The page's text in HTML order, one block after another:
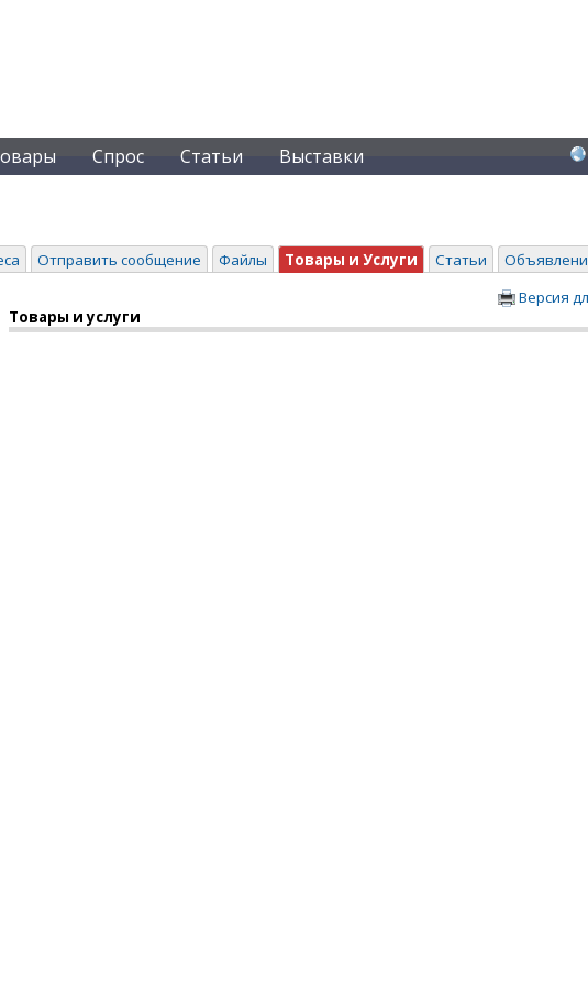
Спрос Статьи Выставки
Отправить сообщение Файлы Товары и Услуги Статьи
Версия
Товары и услуги